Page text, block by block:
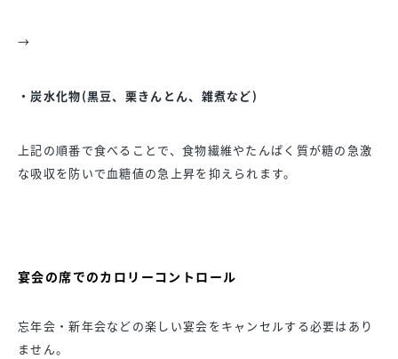
→
・炭水化物(黒豆、栗きんとん、雑煮など)
上記の順番で食べることで、食物繊維やたんぱく質が糖の急激
な吸収を防いで血糖値の急上昇を抑えられます。
宴会の席でのカロリーコントロール
忘年会・新年会などの楽しい宴会をキャンセルする必要はあり
ません。